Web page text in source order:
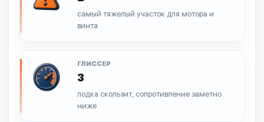
самый тяжелый участок для мотора и
винта
3
ГЛИССЕР
лодка скользит, сопротивление заметно
ниже